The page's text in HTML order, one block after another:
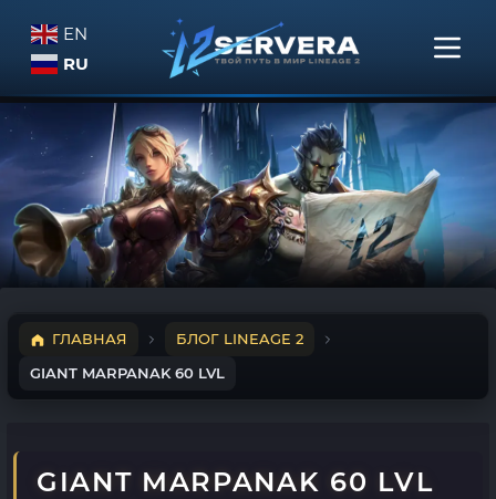
EN
RU
ГЛАВНАЯ
БЛОГ LINEAGE 2
GIANT MARPANAK 60 LVL
GIANT MARPANAK 60 LVL